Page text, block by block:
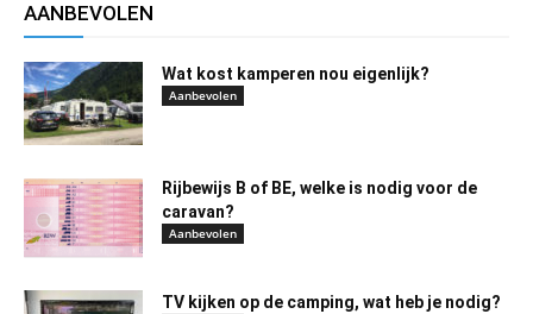
AANBEVOLEN
Wat kost kamperen nou eigenlijk?
Aanbevolen
Rijbewijs B of BE, welke is nodig voor de
caravan?
Aanbevolen
TV kijken op de camping, wat heb je nodig?